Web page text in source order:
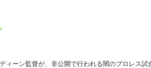
ィーン監督が、非公開で行われる闇のプロレス試